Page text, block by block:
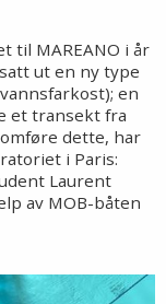
til MAREANO i år
ut en ny type
en
et transekt fra
dette, har
i Paris:
Laurent
av MOB-båten